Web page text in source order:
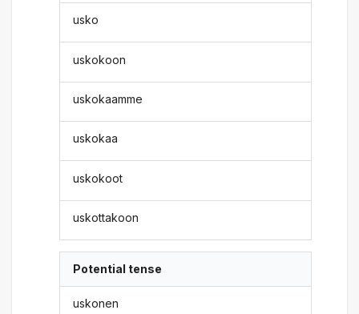
usko
uskokoon
uskokaamme
uskokaa
uskokoot
uskottakoon
Potential tense
uskonen